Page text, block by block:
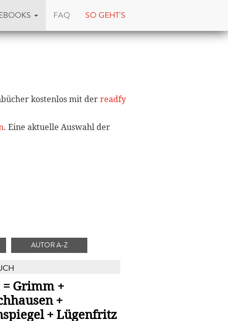
FAQ SO GEHT'S
kostenlos mit derreadfy
. Eine aktuelle Auswahl der
AUTOR A-Z
Grimm +
+
+ Lügenfritz